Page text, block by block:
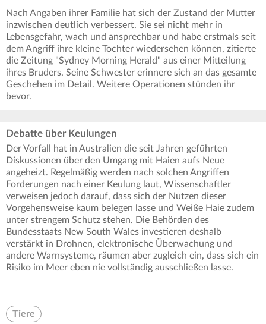
Nach Angaben ihrer Familie hat sich der Zustand der Mutter
inzwischen deutlich verbessert. Sie sei nicht mehr in
Lebensgefahr, wach und ansprechbar und habe erstmals seit
dem Angriff ihre kleine Tochter wiedersehen können, zitierte
die Zeitung "Sydney Morning Herald" aus einer Mitteilung
ihres Bruders. Seine Schwester erinnere sich an das gesamte
Geschehen im Detail. Weitere Operationen stünden ihr
bevor.
Debatte über Keulungen
Der Vorfall hat in Australien die seit Jahren geführten
Diskussionen über den Umgang mit Haien aufs Neue
angeheizt. Regelmäßig werden nach solchen Angriffen
Forderungen nach einer Keulung laut, Wissenschaftler
verweisen jedoch darauf, dass sich der Nutzen dieser
Vorgehensweise kaum belegen lasse und Weiße Haie zudem
unter strengem Schutz stehen. Die Behörden des
Bundesstaats New South Wales investieren deshalb
verstärkt in Drohnen, elektronische Überwachung und
andere Warnsysteme, räumen aber zugleich ein, dass sich ein
Risiko im Meer eben nie vollständig ausschließen lasse.
Tiere